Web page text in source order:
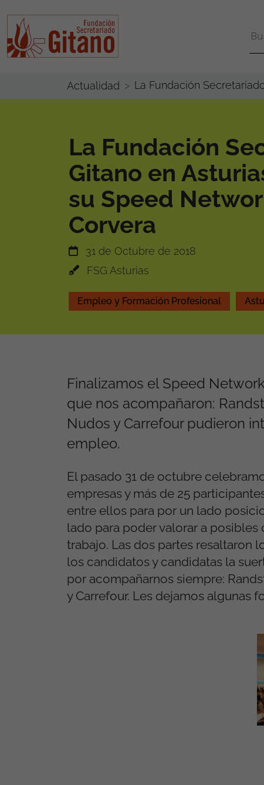
Actualidad La Fundación
La Fundación
Gitano en
su Speed
Corvera
31 de Octubre de 2018
FSG Asturias
Empleo y Formación Profesional
Finalizamos el Speed
que nos acompañaron:
Nudos y Carrefour pudieron
empleo.
El pasado 31 de octubre
empresas y más de 25
entre ellos para por un lado
lado para poder valorar a
trabajo. Las dos partes resaltaron
los candidatos y candidatas la
por acompañarnos siempre:
y Carrefour. Les dejamos algunas